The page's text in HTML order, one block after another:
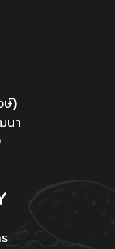
ษ์)
นา